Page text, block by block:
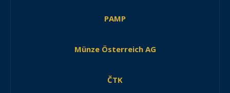
PAMP
Münze Österreich AG
ČTK